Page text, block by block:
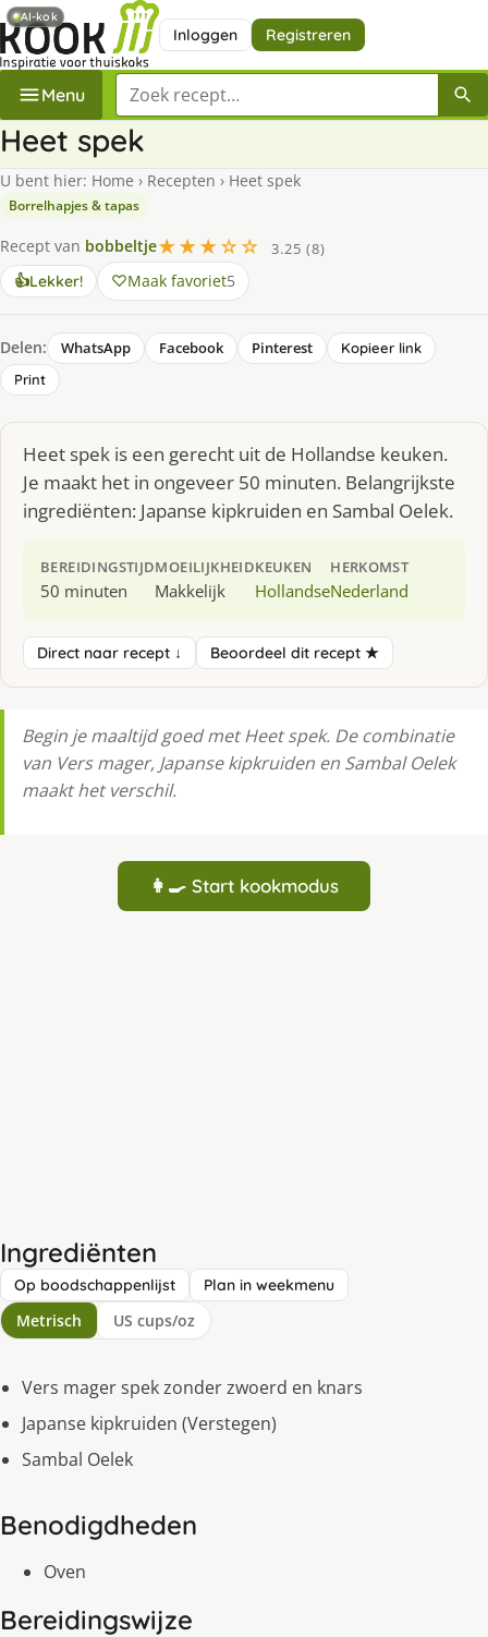
Inloggen Registreren
Menu Zoek een recept
Heet spek
U bent hier: Home › Recepten › Heet spek
Borrelhapjes & tapas
Recept van bobbeltje★★★☆☆
3.25 (8)
👍Lekker! Maak favoriet5
Delen: WhatsApp Facebook Pinterest
Kopieer link
Print
Heet spek is een gerecht uit de Hollandse keuken.
Je maakt het in ongeveer 50 minuten. Belangrijkste
ingrediënten: Japanse kipkruiden en Sambal Oelek.
BEREIDINGSTIJD
50 minuten
MOEILIJKHEID
Makkelijk
KEUKEN
Hollandse
HERKOMST
Nederland
Direct naar recept ↓ Beoordeel dit recept ★
Begin je maaltijd goed met Heet spek. De combinatie
van Vers mager, Japanse kipkruiden en Sambal Oelek
maakt het verschil.
👩‍🍳 Start kookmodus
Ingrediënten
Op boodschappenlijst Plan in weekmenu
Metrisch US cups/oz
Vers mager spek zonder zwoerd en knars
Japanse kipkruiden (Verstegen)
Sambal Oelek
Benodigdheden
Oven
Bereidingswijze
AI-kok